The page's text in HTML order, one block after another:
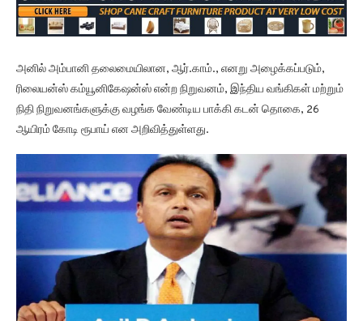
அனில் அம்பானி தலைமையிலான, ஆர்.காம்., எனறு அழைக்கப்படும்,
ரிலையன்ஸ் கம்யூனிகேஷன்ஸ் என்ற நிறுவனம், இந்திய வங்கிகள் மற்றும்
நிதி நிறுவனங்களுக்கு வழங்க வேண்டிய பாக்கி கடன் தொகை, 26
ஆயிரம் கோடி ரூபாய் என அறிவித்துள்ளது.